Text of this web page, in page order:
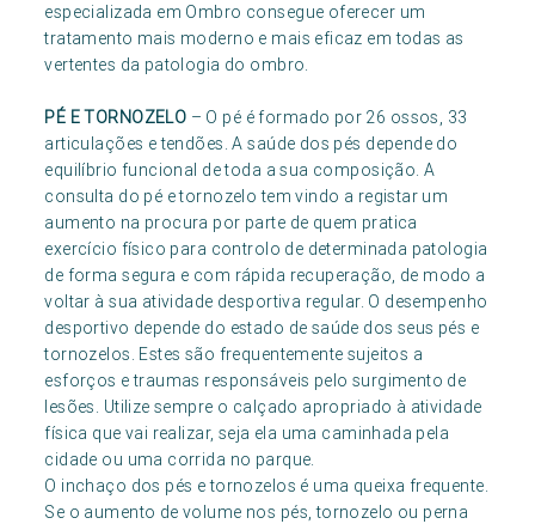
especializada em Ombro consegue oferecer um
tratamento mais moderno e mais eficaz em todas as
vertentes da patologia do ombro.
PÉ E TORNOZELO – O pé é formado por 26 ossos, 33
articulações e tendões. A saúde dos pés depende do
equilíbrio funcional de toda a sua composição. A
consulta do pé e tornozelo tem vindo a registar um
aumento na procura por parte de quem pratica
exercício físico para controlo de determinada patologia
de forma segura e com rápida recuperação, de modo a
voltar à sua atividade desportiva regular. O desempenho
desportivo depende do estado de saúde dos seus pés e
tornozelos. Estes são frequentemente sujeitos a
esforços e traumas responsáveis pelo surgimento de
lesões. Utilize sempre o calçado apropriado à atividade
física que vai realizar, seja ela uma caminhada pela
cidade ou uma corrida no parque.
O inchaço dos pés e tornozelos é uma queixa frequente.
Se o aumento de volume nos pés, tornozelo ou perna